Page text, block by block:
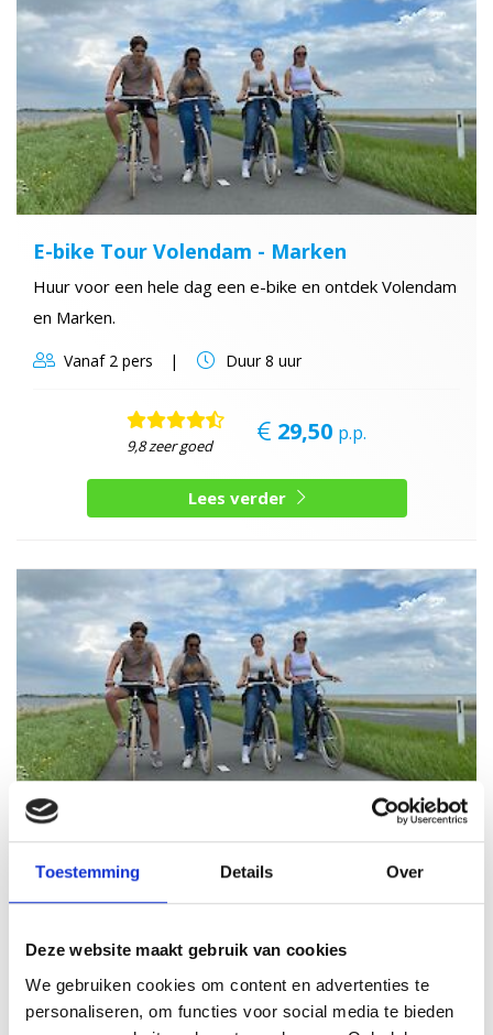
Toestemming Details Over
Deze website maakt gebruik van cookies
We gebruiken cookies om content en advertenties te
personaliseren, om functies voor social media te bieden
E-bike Tour Volendam - Marken
Huur voor een hele dag een e-bike en ontdek Volendam
en Marken.
Vanaf2 pers Duur8 uur
9,8 zeer goed 29,50 p.p.
Lees verder
E-bike Arrangement Volendam Marken
Geniet van een dagje uit in Volendam en Marken
inclusief kopje koffie of thee, huur e-bike en boottocht
Vanaf2 pers Duur3,5 uur